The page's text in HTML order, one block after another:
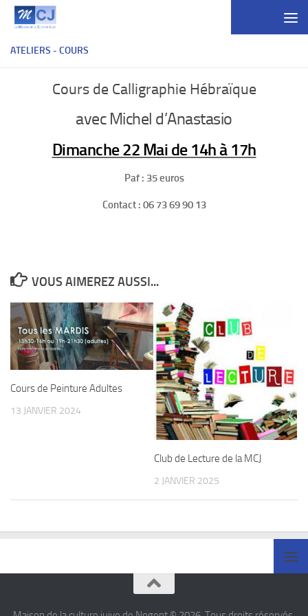
Skip to content
ATELIERS - COURS
Cours de Calligraphie Hébraïque
avec Michel d’Anastasio
Dimanche 22 Mai de 14h à 17h
Paf : 35 euros
Contact : 06 73 69 90 13
VOUS AIMEREZ AUSSI...
Cours de Peinture Adultes
13 JANVIER 2024
Club de Lecture de la MCJ
2 JANVIER 2025